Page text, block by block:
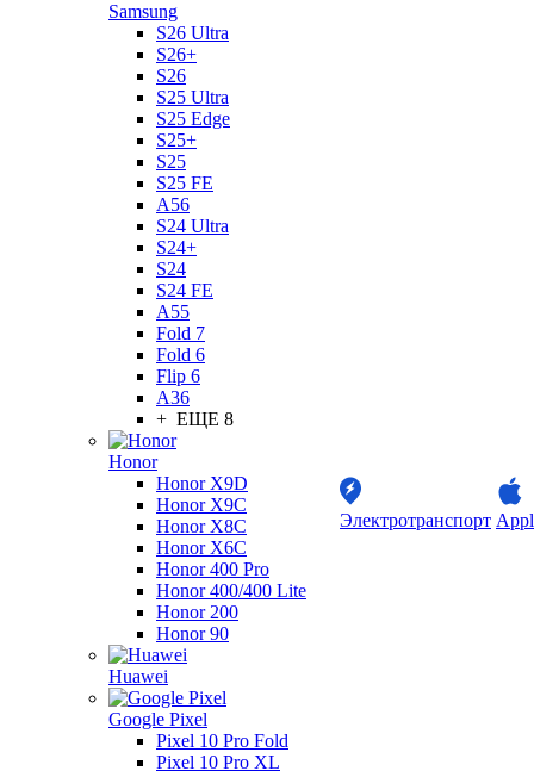
Samsung
S26 Ultra
S26+
S26
S25 Ultra
S25 Edge
S25+
S25
S25 FE
A56
S24 Ultra
S24+
S24
S24 FE
A55
Fold 7
Fold 6
Flip 6
A36
+ ЕЩЕ 8
Honor
Honor X9D
Honor X9C
Honor X8C
Honor X6C
Honor 400 Pro
Honor 400/400 Lite
Honor 200
Honor 90
Huawei
Google Pixel
Pixel 10 Pro Fold
Pixel 10 Pro XL
Электротранспорт